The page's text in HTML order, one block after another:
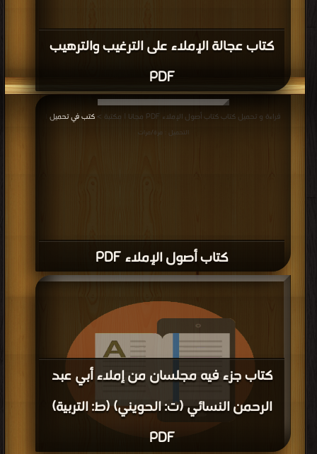
كتاب عجالة الإملاء على الترغيب والترهيب
PDF
كتاب أصول الإملاء PDF
قراءة و تحميل كتاب كتاب أصول الإملاء PDF مجانا | مكتبة > كتب في تحميل
التحميل : مرة/مرات
كتاب جزء فيه مجلسان من إملاء أبي عبد
الرحمن النسائي (ت: الحويني) (ط: التربية)
PDF